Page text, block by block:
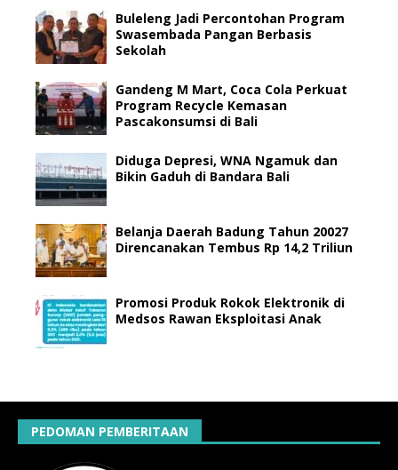
Buleleng Jadi Percontohan Program
Swasembada Pangan Berbasis
Sekolah
Gandeng M Mart, Coca Cola Perkuat
Program Recycle Kemasan
Pascakonsumsi di Bali
Diduga Depresi, WNA Ngamuk dan
Bikin Gaduh di Bandara Bali
Belanja Daerah Badung Tahun 20027
Direncanakan Tembus Rp 14,2 Triliun
Promosi Produk Rokok Elektronik di
Medsos Rawan Eksploitasi Anak
PEDOMAN PEMBERITAAN